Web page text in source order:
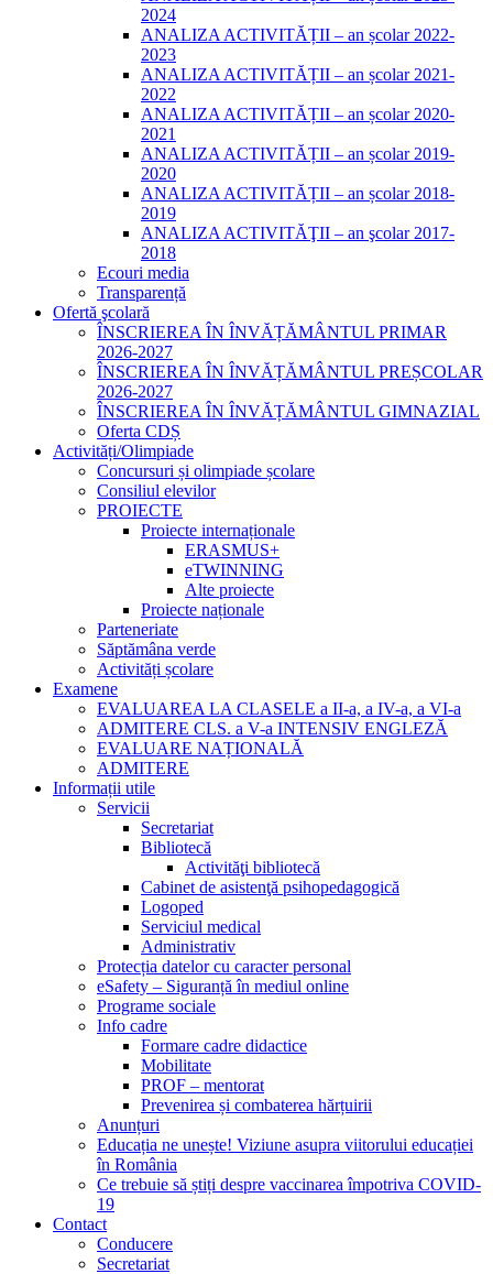
2024
ANALIZA ACTIVITĂȚII – an școlar 2022-
2023
ANALIZA ACTIVITĂȚII – an școlar 2021-
2022
ANALIZA ACTIVITĂȚII – an școlar 2020-
2021
ANALIZA ACTIVITĂȚII – an școlar 2019-
2020
ANALIZA ACTIVITĂȚII – an școlar 2018-
2019
ANALIZA ACTIVITĂŢII – an şcolar 2017-
2018
Ecouri media
Transparență
Ofertă şcolară
ÎNSCRIEREA ÎN ÎNVĂȚĂMÂNTUL PRIMAR
2026-2027
ÎNSCRIEREA ÎN ÎNVĂȚĂMÂNTUL PREȘCOLAR
2026-2027
ÎNSCRIEREA ÎN ÎNVĂȚĂMÂNTUL GIMNAZIAL
Oferta CDȘ
Activități/Olimpiade
Concursuri și olimpiade școlare
Consiliul elevilor
PROIECTE
Proiecte internaționale
ERASMUS+
eTWINNING
Alte proiecte
Proiecte naționale
Parteneriate
Săptămâna verde
Activități școlare
Examene
EVALUAREA LA CLASELE a II-a, a IV-a, a VI-a
ADMITERE CLS. a V-a INTENSIV ENGLEZĂ
EVALUARE NAȚIONALĂ
ADMITERE
Informații utile
Servicii
Secretariat
Bibliotecă
Activităţi bibliotecă
Cabinet de asistenţă psihopedagogică
Logoped
Serviciul medical
Administrativ
Protecția datelor cu caracter personal
eSafety – Siguranță în mediul online
Programe sociale
Info cadre
Formare cadre didactice
Mobilitate
PROF – mentorat
Prevenirea și combaterea hărțuirii
Anunțuri
Educația ne unește! Viziune asupra viitorului educației
în România
Ce trebuie să știți despre vaccinarea împotriva COVID-
19
Contact
Conducere
Secretariat